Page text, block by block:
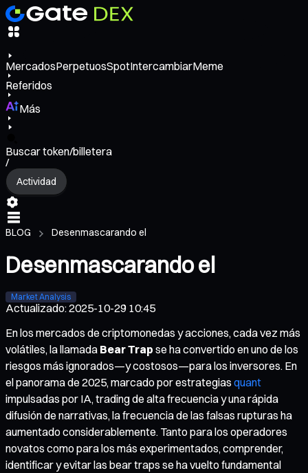
MercadosPerpetuosSpotIntercambiarMeme
Referidos
Más
Buscar token/billetera
/
Actividad
BLOG Desenmascarando el
Desenmascarando el
Market Analysis
Actualizado:2025-10-29 10:45
En los mercados de criptomonedas y acciones, cada vez más
volátiles, la llamada Bear Trap se ha convertido en uno de los
riesgos más ignorados—y costosos—para los inversores. En
el panorama de 2025, marcado por estrategias quant
impulsadas por IA, trading de alta frecuencia y una rápida
difusión de narrativas, la frecuencia de las falsas rupturas ha
aumentado considerablemente. Tanto para los operadores
novatos como para los más experimentados, comprender,
identificar y evitar las bear traps se ha vuelto fundamental